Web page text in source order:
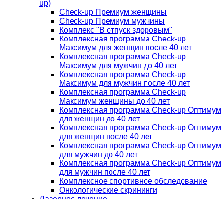
up)
Check-up Премиум женщины
Check-up Премиум мужчины
Комплекс "В отпуск здоровым"
Комплексная программа Check-up
Максимум для женщин после 40 лет
Комплексная программа Check-up
Максимум для мужчин до 40 лет
Комплексная программа Check-up
Максимум для мужчин после 40 лет
Комплексная программа Check-up
Максимум женщины до 40 лет
Комплексная программа Check-up Оптимум
для женщин до 40 лет
Комплексная программа Check-up Оптимум
для женщин после 40 лет
Комплексная программа Check-up Оптимум
для мужчин до 40 лет
Комплексная программа Check-up Оптимум
для мужчин после 40 лет
Комплексное спортивное обследование
Онкологические скрининги